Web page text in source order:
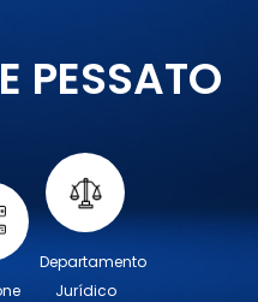
PESSATO
Departamento
Jurídico